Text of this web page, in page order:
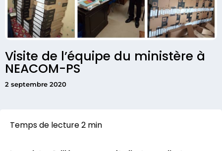
Visite de l’équipe du ministère à
NEACOM-PS
2 septembre 2020